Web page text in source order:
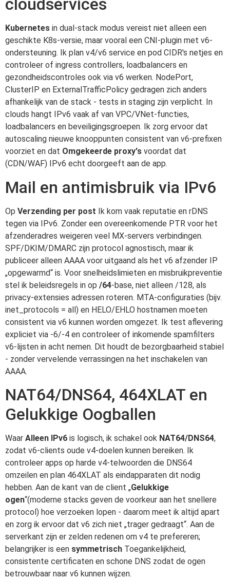
cloudservices
Kubernetes in dual-stack modus vereist niet alleen een
geschikte K8s-versie, maar vooral een CNI-plugin met v6-
ondersteuning. Ik plan v4/v6 service en pod CIDR's netjes en
controleer of ingress controllers, loadbalancers en
gezondheidscontroles ook via v6 werken. NodePort,
ClusterIP en ExternalTrafficPolicy gedragen zich anders
afhankelijk van de stack - tests in staging zijn verplicht. In
clouds hangt IPv6 vaak af van VPC/VNet-functies,
loadbalancers en beveiligingsgroepen. Ik zorg ervoor dat
autoscaling nieuwe knooppunten consistent van v6-prefixen
voorziet en dat Omgekeerde proxy's voordat dat
(CDN/WAF) IPv6 echt doorgeeft aan de app.
Mail en antimisbruik via IPv6
Op Verzending per post Ik kom vaak reputatie en rDNS
tegen via IPv6. Zonder een overeenkomende PTR voor het
afzenderadres weigeren veel MX-servers verbindingen.
SPF/DKIM/DMARC zijn protocol agnostisch, maar ik
publiceer alleen AAAA voor uitgaand als het v6 afzender IP
„opgewarmd“ is. Voor snelheidslimieten en misbruikpreventie
stel ik beleidsregels in op /64-base, niet alleen /128, als
privacy-extensies adressen roteren. MTA-configuraties (bijv.
inet_protocols = all) en HELO/EHLO hostnamen moeten
consistent via v6 kunnen worden omgezet. Ik test aflevering
expliciet via -6/-4 en controleer of inkomende spamfilters
v6-lijsten in acht nemen. Dit houdt de bezorgbaarheid stabiel
- zonder vervelende verrassingen na het inschakelen van
AAAA.
NAT64/DNS64, 464XLAT en
Gelukkige Oogballen
Waar Alleen IPv6 is logisch, ik schakel ook NAT64/DNS64,
zodat v6-clients oude v4-doelen kunnen bereiken. Ik
controleer apps op harde v4-telwoorden die DNS64
omzeilen en plan 464XLAT als eindapparaten dit nodig
hebben. Aan de kant van de client „Gelukkige
ogen“(moderne stacks geven de voorkeur aan het snellere
protocol) hoe verzoeken lopen - daarom meet ik altijd apart
en zorg ik ervoor dat v6 zich niet „trager gedraagt“. Aan de
serverkant zijn er zelden redenen om v4 te prefereren;
belangrijker is een symmetrisch Toegankelijkheid,
consistente certificaten en schone DNS zodat de ogen
betrouwbaar naar v6 kunnen wijzen.